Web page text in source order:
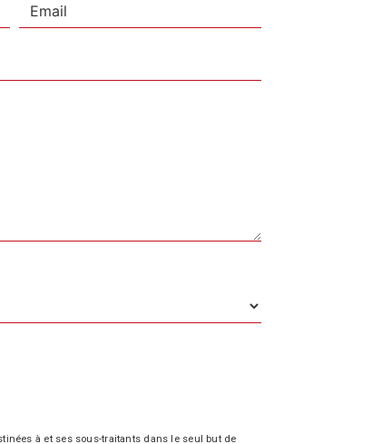
à et ses sous-traitants dans le seul but de